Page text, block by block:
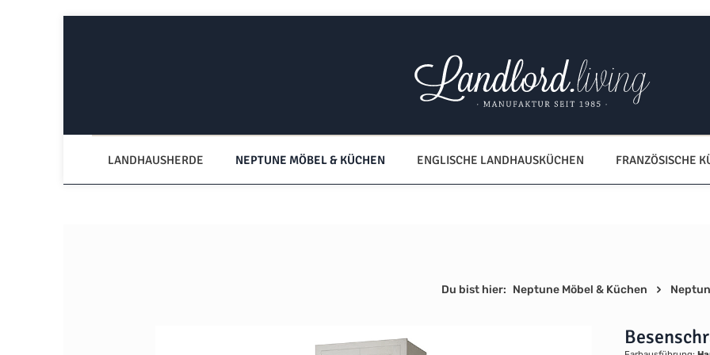
LANDHAUSHERDE NEPTUNE MÖBEL & KÜCHEN ENGLISCHE LANDHAUSKÜCHEN FRANZÖSISCHE
Du bist hier: Neptune Möbel & Küchen